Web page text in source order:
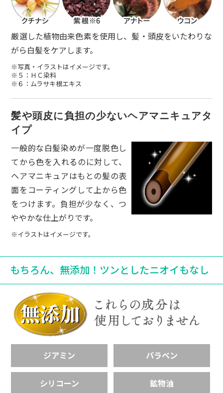
す。今後も愛用させていただきます。
10代女性
乾いた髪にヘアカラートリートメントをした
方が良いと思います。
40代女性
やっぱりタオルなどに色うつりは若干ありま
50代女性
ダークブラウンを購入しました。
乾いた髪に塗布しラップをして長めにおく
と、３回目でしっかり染まりました。
染めた直後は黒に近いブラウンといった感じ
明るい茶色に変わっていきます。
１週間から10日毎に染める手間はかかります
が、新しく生えた白髪が目立つ前に染めるの
で気が楽になりました。
40代女性
お風呂に入る前にヘアカラートリートメント
を塗ってキャップをし、少し時間を置いてか
らお風呂に入って髪の毛を洗い流します。
トリートメントなので髪の毛はさらさらで
厳選した植物由来色素を使用し、髪・頭皮をいたわりな
がら白髪をケアします。
※写真・イラストはイメージです。
※５：ＨＣ染料
※６：ムラサキ根エキス
髪や頭皮に負担の少ないヘアマニキュアタ
イプ
一般的な白髪染めが一度脱色し
てから色を入れるのに対して、
ヘアマニキュアはもとの髪の表
面をコーティングして上から色
をつけます。負担が少なく、つ
ややかな仕上がりです。
※イラストはイメージです。
もちろん、無添加！ツンとしたニオイもなし
ジアミン パラベン
シリコーン 鉱物油